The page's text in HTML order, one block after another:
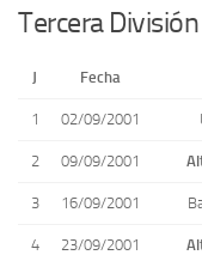
Tercera
J Fecha
1 02/09/2001
2 09/09/2001
3 16/09/2001
4 23/09/2001